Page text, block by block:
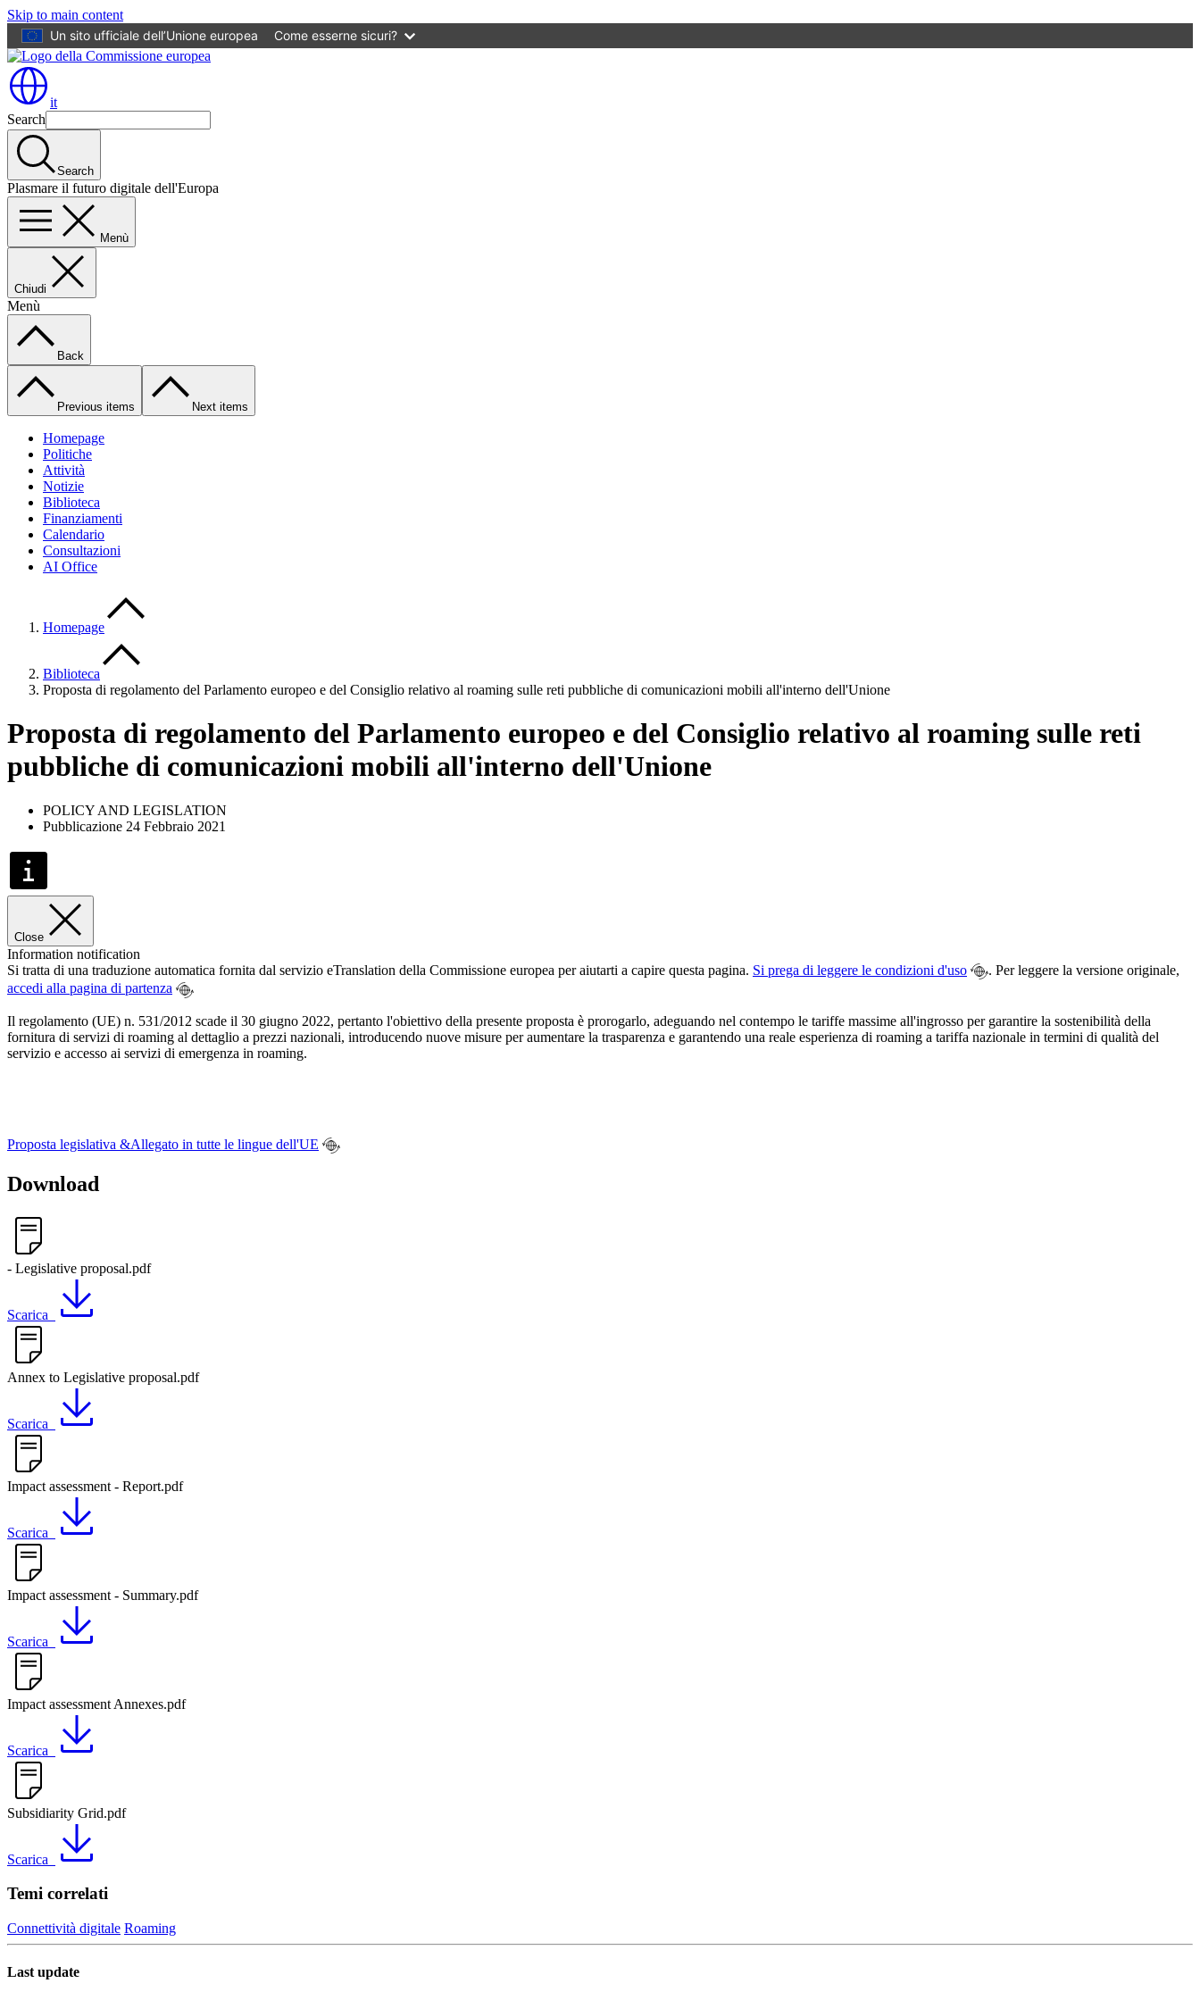
Skip to main content
Un sito ufficiale dell’Unione europea
Come esserne sicuri?
it
Search
Search
Plasmare il futuro digitale dell'Europa
Menù
Chiudi
Menù
Back
Previous items Next items
Homepage
Politiche
Attività
Notizie
Biblioteca
Finanziamenti
Calendario
Consultazioni
AI Office
Homepage
Biblioteca
Proposta di regolamento del Parlamento europeo e del Consiglio relativo al roaming sulle reti pubbliche di comunicazioni mobili all'interno dell'Unione
Proposta di regolamento del Parlamento europeo e del Consiglio relativo al roaming sulle reti
pubbliche di comunicazioni mobili all'interno dell'Unione
POLICY AND LEGISLATION
Pubblicazione 24 Febbraio 2021
Close
Information notification
Si tratta di una traduzione automatica fornita dal servizio eTranslation della Commissione europea per aiutarti a capire questa pagina. Si prega di leggere le condizioni d'uso
. Per leggere la versione originale,
accedi alla pagina di partenza
Il regolamento (UE) n. 531/2012 scade il 30 giugno 2022, pertanto l'obiettivo della presente proposta è prorogarlo, adeguando nel contempo le tariffe massime all'ingrosso per garantire la sostenibilità della
fornitura di servizi di roaming al dettaglio a prezzi nazionali, introducendo nuove misure per aumentare la trasparenza e garantendo una reale esperienza di roaming a tariffa nazionale in termini di qualità del
servizio e accesso ai servizi di emergenza in roaming.
Proposta legislativa &Allegato in tutte le lingue dell'UE
Download
- Legislative proposal.pdf
Scarica
Annex to Legislative proposal.pdf
Scarica
Impact assessment - Report.pdf
Scarica
Impact assessment - Summary.pdf
Scarica
Impact assessment Annexes.pdf
Scarica
Subsidiarity Grid.pdf
Scarica
Temi correlati
Connettività digitale Roaming
Last update